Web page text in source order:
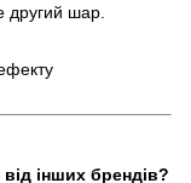
другий шар.
інших брендів?